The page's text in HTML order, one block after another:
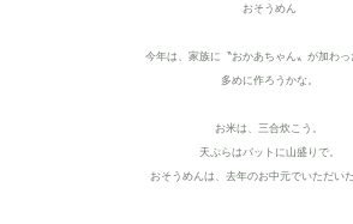
おそうめん
今年は、家族に〝おかあちゃん〟が加わっ
多めに作ろうかな。
お米は、三合炊こう。
天ぷらはバットに山盛りで。
おそうめんは、去年のお中元でいただいた